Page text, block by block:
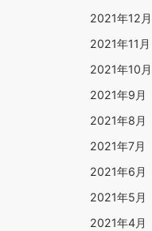
2021年12月
2021年11月
2021年10月
2021年9月
2021年8月
2021年7月
2021年6月
2021年5月
2021年4月